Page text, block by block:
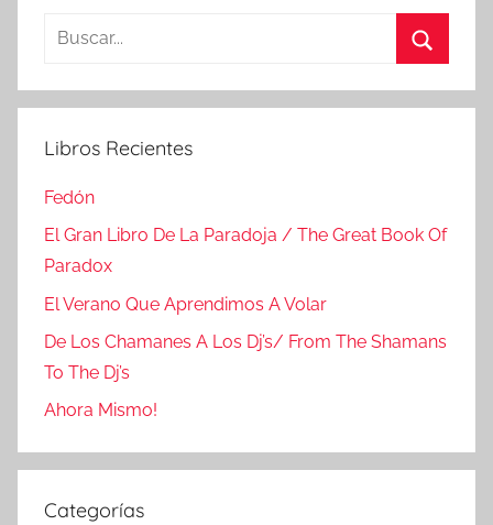
Buscar:
Libros Recientes
Fedón
El Gran Libro De La Paradoja / The Great Book Of
Paradox
El Verano Que Aprendimos A Volar
De Los Chamanes A Los Dj’s/ From The Shamans
To The Dj’s
Ahora Mismo!
Categorías